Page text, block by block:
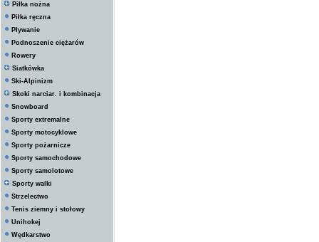
Piłka nożna
Piłka ręczna
Pływanie
Podnoszenie ciężarów
Rowery
Siatkówka
Ski-Alpinizm
Skoki narciar. i kombinacja
Snowboard
Sporty extremalne
Sporty motocyklowe
Sporty pożarnicze
Sporty samochodowe
Sporty samolotowe
Sporty walki
Strzelectwo
Tenis ziemny i stołowy
Unihokej
Wędkarstwo